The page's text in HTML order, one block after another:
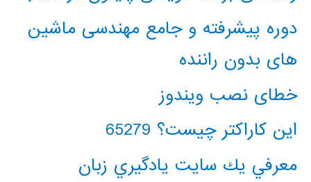
دوره پیشرفته و جامع مهندسی ماشین
های بدون راننده
خطای نصب ویندوز
این کاراکتر چیست؟ 65279
معرفي يك سايت يادگيري زبان